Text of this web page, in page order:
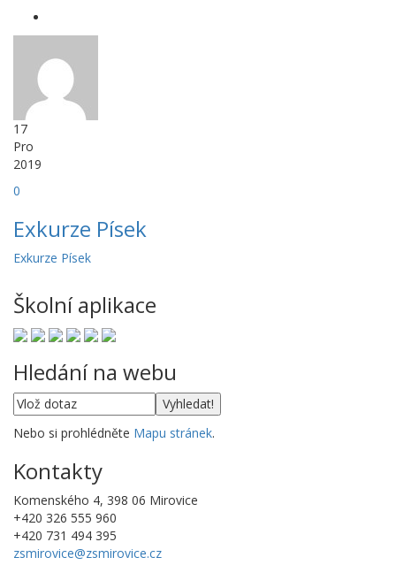
17
Pro
2019
0
Exkurze Písek
Exkurze Písek
Školní aplikace
Hledání na webu
Nebo si prohlédněte Mapu stránek.
Kontakty
Komenského 4, 398 06 Mirovice
+420 326 555 960
+420 731 494 395
zsmirovice@zsmirovice.cz